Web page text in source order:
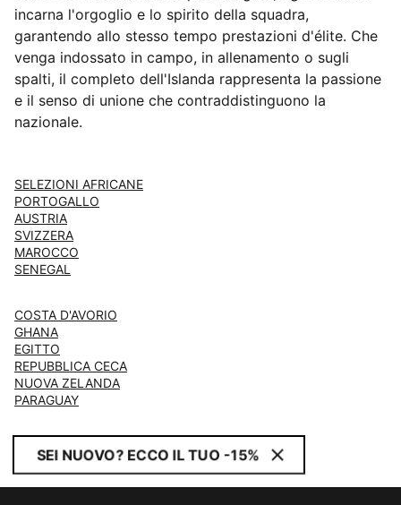
incarna l'orgoglio e lo spirito della squadra,
garantendo allo stesso tempo prestazioni d'élite. Che
venga indossato in campo, in allenamento o sugli
spalti, il completo dell'Islanda rappresenta la passione
e il senso di unione che contraddistinguono la
nazionale.
SELEZIONI AFRICANE
PORTOGALLO
AUSTRIA
SVIZZERA
MAROCCO
SENEGAL
COSTA D'AVORIO
GHANA
EGITTO
REPUBBLICA CECA
NUOVA ZELANDA
PARAGUAY
SEI NUOVO? ECCO IL TUO -15%